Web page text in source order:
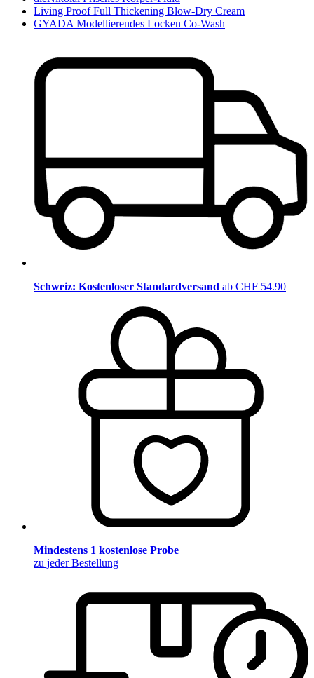
Living Proof Full Thickening Blow-Dry Cream
GYADA Modellierendes Locken Co-Wash
Schweiz: Kostenloser Standardversand ab CHF 54.90
Mindestens 1 kostenlose Probe
zu jeder Bestellung